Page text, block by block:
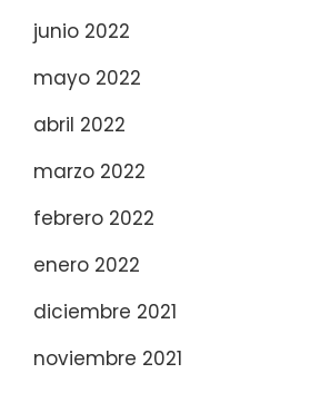
junio 2022
mayo 2022
abril 2022
marzo 2022
febrero 2022
enero 2022
diciembre 2021
noviembre 2021